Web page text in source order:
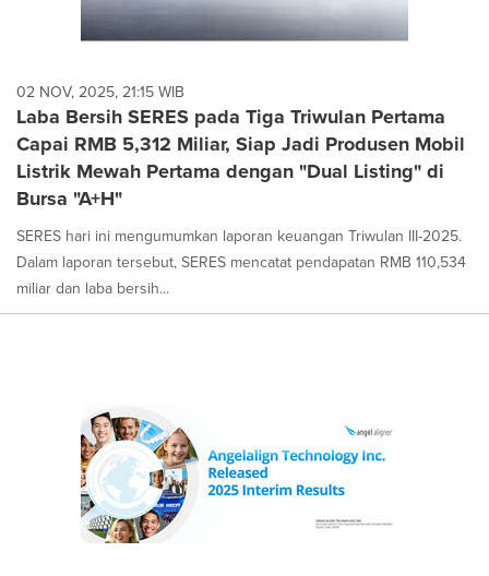
02 NOV, 2025, 21:15 WIB
Laba Bersih SERES pada Tiga Triwulan Pertama
Capai RMB 5,312 Miliar, Siap Jadi Produsen Mobil
Listrik Mewah Pertama dengan "Dual Listing" di
Bursa "A+H"
SERES hari ini mengumumkan laporan keuangan Triwulan III-2025.
Dalam laporan tersebut, SERES mencatat pendapatan RMB 110,534
miliar dan laba bersih...